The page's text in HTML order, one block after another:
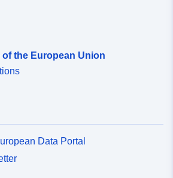
the European Union
Data Portal